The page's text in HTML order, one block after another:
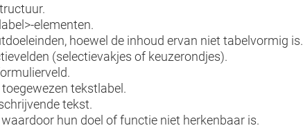
elementen.
hoewel de inhoud ervan niet tabelvormig is.
(selectievakjes of keuzerondjes).
tekstlabel.
tekst.
hun doel of functie niet herkenbaar is.